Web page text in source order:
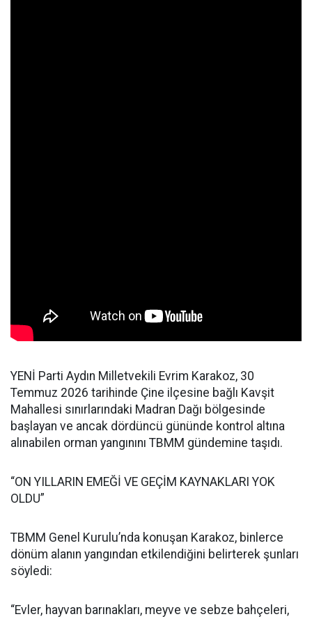
YENİ Parti Aydın Milletvekili Evrim Karakoz, 30
Temmuz 2026 tarihinde Çine ilçesine bağlı Kavşit
Mahallesi sınırlarındaki Madran Dağı bölgesinde
başlayan ve ancak dördüncü gününde kontrol altına
alınabilen orman yangınını TBMM gündemine taşıdı.
“ON YILLARIN EMEĞİ VE GEÇİM KAYNAKLARI YOK
OLDU”
TBMM Genel Kurulu’nda konuşan Karakoz, binlerce
dönüm alanın yangından etkilendiğini belirterek şunları
söyledi:
“Evler, hayvan barınakları, meyve ve sebze bahçeleri,